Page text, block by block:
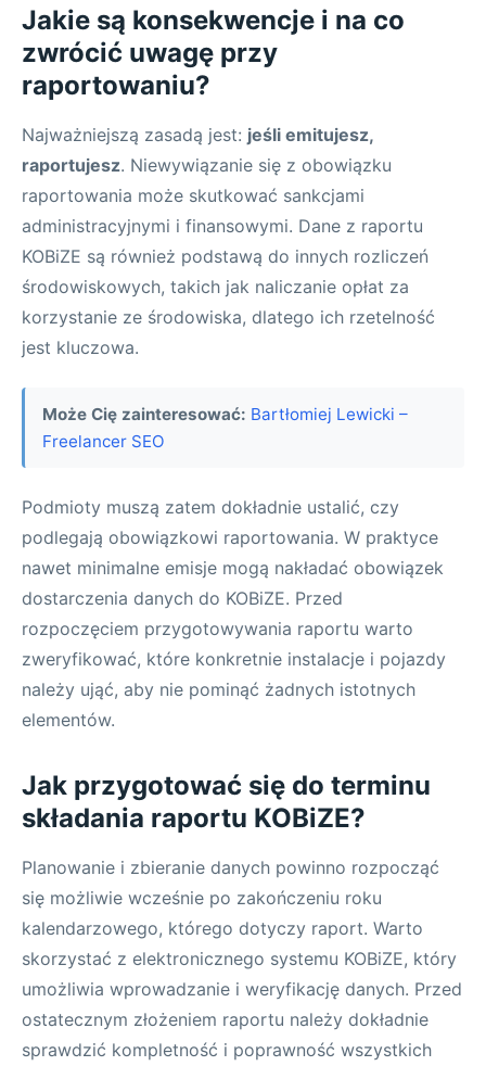
Jakie są konsekwencje i na co
zwrócić uwagę przy
raportowaniu?
Najważniejszą zasadą jest: jeśli emitujesz,
raportujesz. Niewywiązanie się z obowiązku
raportowania może skutkować sankcjami
administracyjnymi i finansowymi. Dane z raportu
KOBiZE są również podstawą do innych rozliczeń
środowiskowych, takich jak naliczanie opłat za
korzystanie ze środowiska, dlatego ich rzetelność
jest kluczowa.
Może Cię zainteresować: Bartłomiej Lewicki –
Freelancer SEO
Podmioty muszą zatem dokładnie ustalić, czy
podlegają obowiązkowi raportowania. W praktyce
nawet minimalne emisje mogą nakładać obowiązek
dostarczenia danych do KOBiZE. Przed
rozpoczęciem przygotowywania raportu warto
zweryfikować, które konkretnie instalacje i pojazdy
należy ująć, aby nie pominąć żadnych istotnych
elementów.
Jak przygotować się do terminu
składania raportu KOBiZE?
Planowanie i zbieranie danych powinno rozpocząć
się możliwie wcześnie po zakończeniu roku
kalendarzowego, którego dotyczy raport. Warto
skorzystać z elektronicznego systemu KOBiZE, który
umożliwia wprowadzanie i weryfikację danych. Przed
ostatecznym złożeniem raportu należy dokładnie
sprawdzić kompletność i poprawność wszystkich